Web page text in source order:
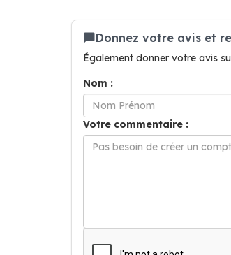
Donnez votre avis et
Également donner votre avis
Nom :
Votre commentaire :